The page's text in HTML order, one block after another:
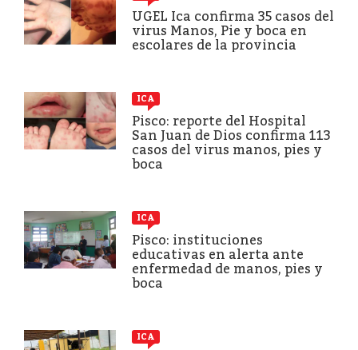
UGEL Ica confirma 35 casos del
virus Manos, Pie y boca en
escolares de la provincia
ICA
Pisco: reporte del Hospital
San Juan de Dios confirma 113
casos del virus manos, pies y
boca
ICA
Pisco: instituciones
educativas en alerta ante
enfermedad de manos, pies y
boca
ICA